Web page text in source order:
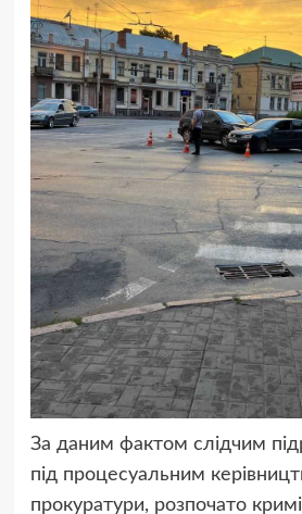
За даним фактом слідчим
під процесуальним
прокуратури, розпочато